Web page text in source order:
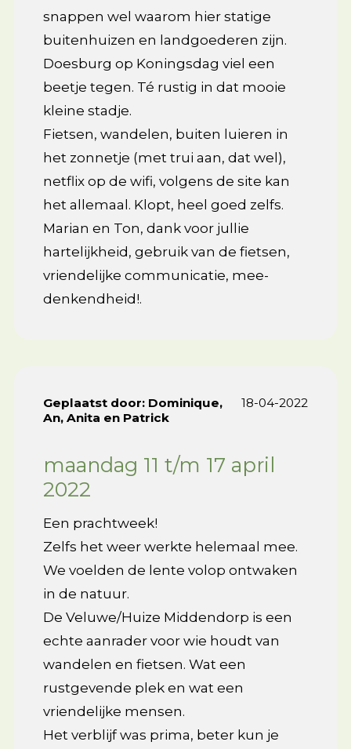
snappen wel waarom hier statige
buitenhuizen en landgoederen zijn.
Doesburg op Koningsdag viel een
beetje tegen. Té rustig in dat mooie
kleine stadje.
Fietsen, wandelen, buiten luieren in
het zonnetje (met trui aan, dat wel),
netflix op de wifi, volgens de site kan
het allemaal. Klopt, heel goed zelfs.
Marian en Ton, dank voor jullie
hartelijkheid, gebruik van de fietsen,
vriendelijke communicatie, mee-
denkendheid!.
18-04-2022
Geplaatst door: Dominique,
An, Anita en Patrick
maandag 11 t/m 17 april
2022
Een prachtweek!
Zelfs het weer werkte helemaal mee.
We voelden de lente volop ontwaken
in de natuur.
De Veluwe/Huize Middendorp is een
echte aanrader voor wie houdt van
wandelen en fietsen. Wat een
rustgevende plek en wat een
vriendelijke mensen.
Het verblijf was prima, beter kun je